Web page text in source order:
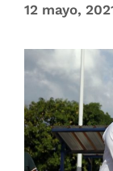
12 mayo,